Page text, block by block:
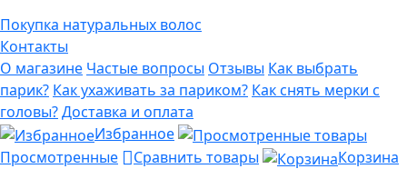
Покупка натуральных волос
Контакты
О магазине Частые вопросы Отзывы Как выбрать
парик? Как ухаживать за париком? Как снять мерки с
головы?Доставка и оплата
Избранное
Просмотренные
Сравнить товары
Корзина